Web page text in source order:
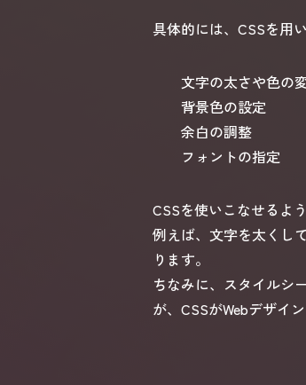
具体的には、CSSを用
文字の太さや色の
背景色の設定
余白の調整
フォントの指定
CSSを使いこなせるよ
例えば、文字を太くし
ります。
ちなみに、スタイルシ
が、CSSがWebデザイ